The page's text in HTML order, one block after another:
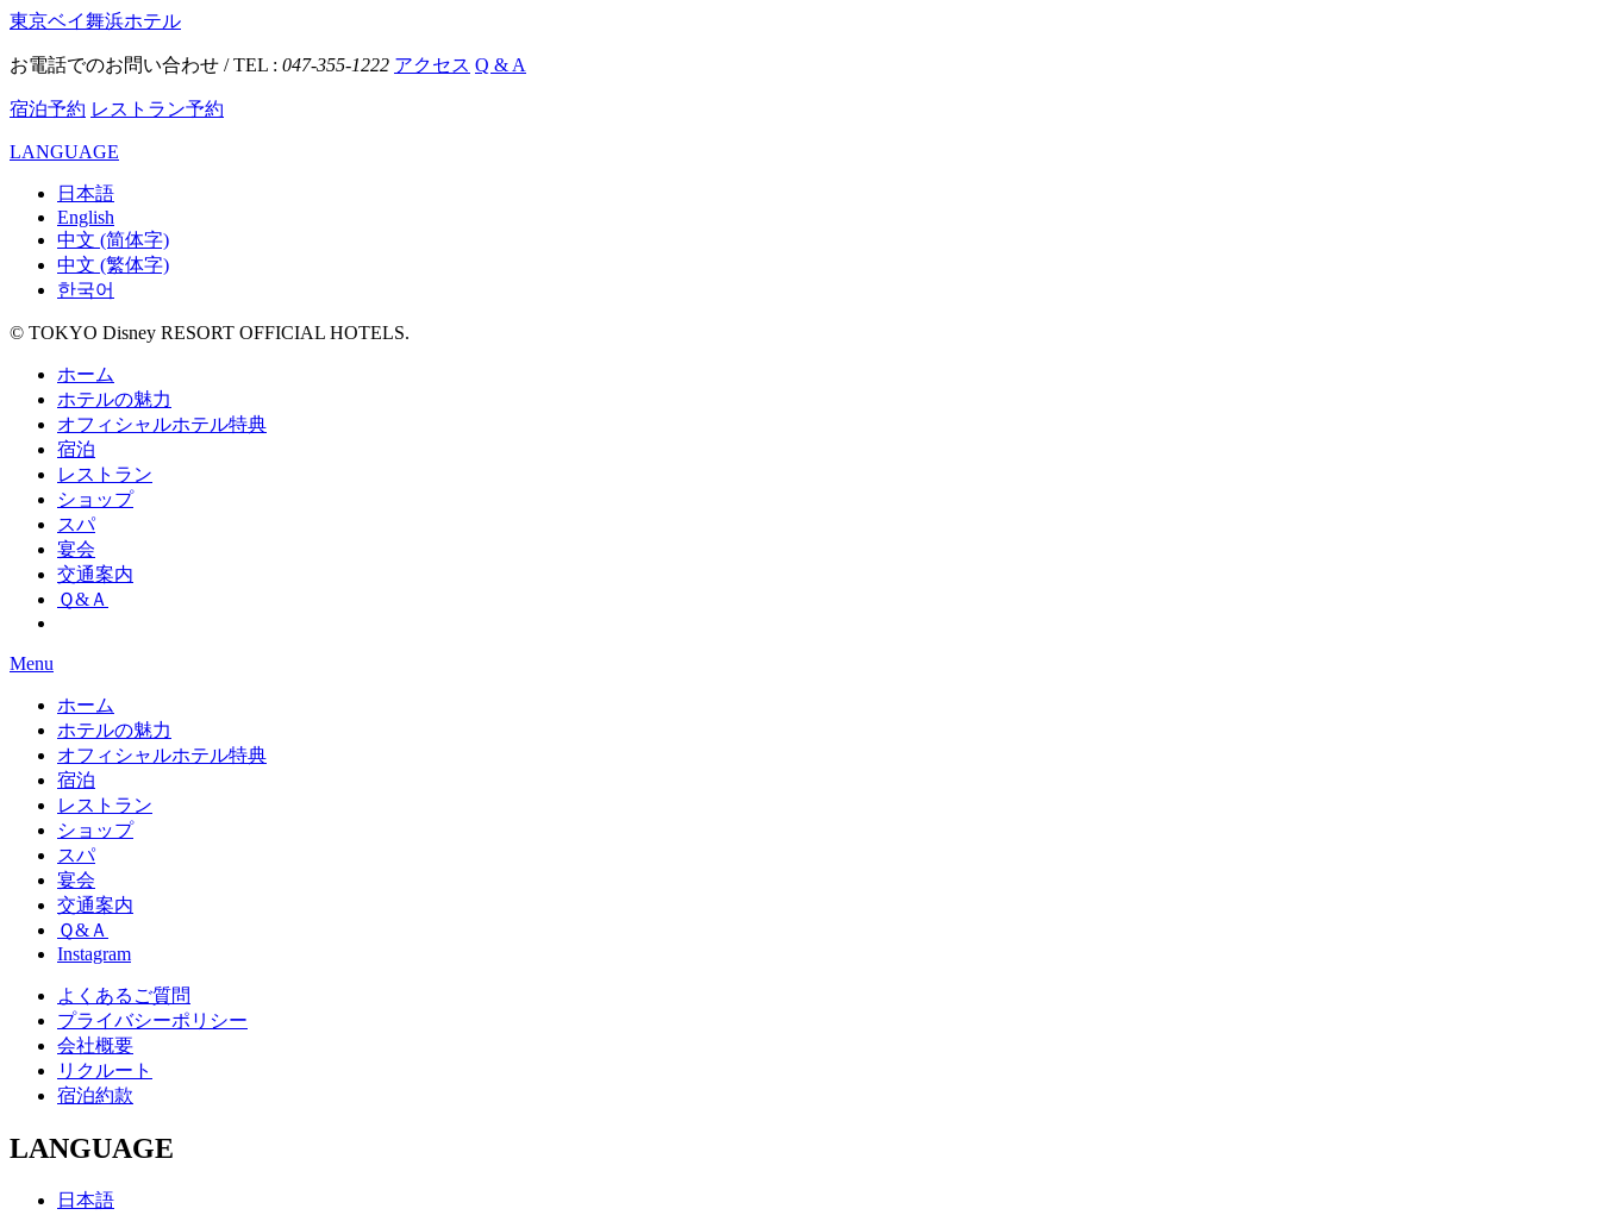
東京ベイ舞浜ホテル
お電話でのお問い合わせ / TEL : 047-355-1222 アクセス Q & A
宿泊予約 レストラン予約
LANGUAGE
日本語
English
中文 (简体字)
中文 (繁体字)
한국어
© TOKYO Disney RESORT OFFICIAL HOTELS.
ホーム
ホテルの魅力
オフィシャルホテル特典
宿泊
レストラン
ショップ
スパ
宴会
交通案内
Ｑ&Ａ
Menu
ホーム
ホテルの魅力
オフィシャルホテル特典
宿泊
レストラン
ショップ
スパ
宴会
交通案内
Ｑ&Ａ
Instagram
よくあるご質問
プライバシーポリシー
会社概要
リクルート
宿泊約款
LANGUAGE
日本語